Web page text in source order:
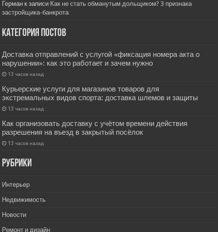
Герман к записи Как не стать обманутым дольщиком? 3 признака
застройщика-банкрота
Категория постов
Доставка отправлений с услугой «фиксация номера акта о
нарушении»: как это работает и зачем нужно
13 часов назад
Курьерские услуги для магазинов товаров для
экстремальных видов спорта: доставка шлемов и защиты
13 часов назад
Как организовать доставку с учётом времени действия
разрешения на въезд в закрытый посёлок
13 часов назад
РУбрики
Интерьер
Недвижимость
Новости
Ремонт и дизайн